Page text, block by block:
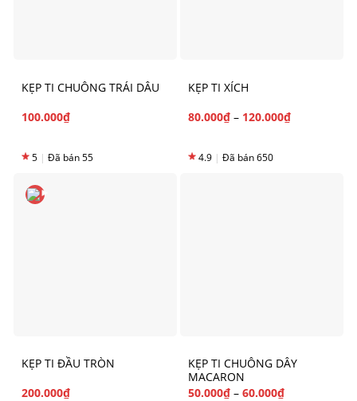
KẸP TI CHUÔNG TRÁI DÂU
100.000₫
5 | Đã bán 55
KẸP TI XÍCH
80.000₫ – 120.000₫
4.9 | Đã bán 650
KẸP TI ĐẦU TRÒN
200.000₫
KẸP TI CHUÔNG DÂY
MACARON
50.000₫ – 60.000₫